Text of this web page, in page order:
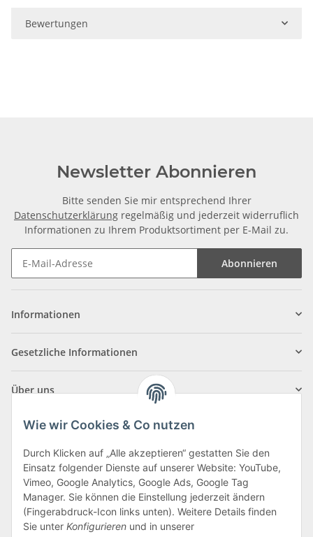
Bewertungen
Newsletter Abonnieren
Bitte senden Sie mir entsprechend Ihrer
Datenschutzerklärung regelmäßig und jederzeit widerruflich
Informationen zu Ihrem Produktsortiment per E-Mail zu.
Abonnieren
Informationen
Gesetzliche Informationen
Über uns
Klagenfurter Straße 29
9556 Liebenfels
Montag bis Donnerstag: 8:00 bis 16:30 Uhr
Wie wir Cookies & Co nutzen
Durch Klicken auf „Alle akzeptieren“ gestatten Sie den
Einsatz folgender Dienste auf unserer Website: YouTube,
Vimeo, Google Analytics, Google Ads, Google Tag
Manager. Sie können die Einstellung jederzeit ändern
(Fingerabdruck-Icon links unten). Weitere Details finden
Sie unter Konfigurieren und in unserer